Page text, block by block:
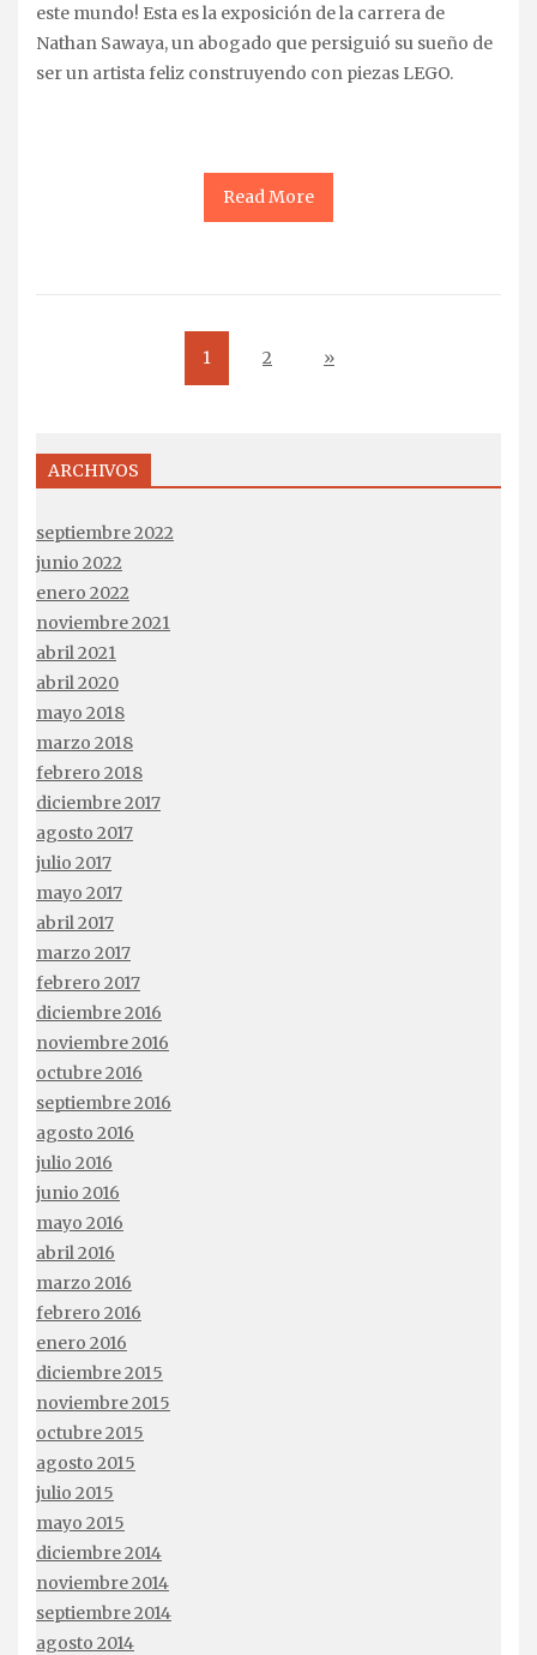
este mundo! Esta es la exposición de la carrera de
Nathan Sawaya, un abogado que persiguió su sueño de
ser un artista feliz construyendo con piezas LEGO.
Read More
1 2 »
ARCHIVOS
septiembre 2022
junio 2022
enero 2022
noviembre 2021
abril 2021
abril 2020
mayo 2018
marzo 2018
febrero 2018
diciembre 2017
agosto 2017
julio 2017
mayo 2017
abril 2017
marzo 2017
febrero 2017
diciembre 2016
noviembre 2016
octubre 2016
septiembre 2016
agosto 2016
julio 2016
junio 2016
mayo 2016
abril 2016
marzo 2016
febrero 2016
enero 2016
diciembre 2015
noviembre 2015
octubre 2015
agosto 2015
julio 2015
mayo 2015
diciembre 2014
noviembre 2014
septiembre 2014
agosto 2014